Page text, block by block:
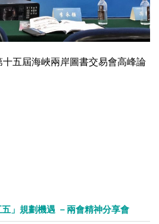
五屆海峽兩岸圖書交易會高峰論
」規劃機遇 －兩會精神分享會